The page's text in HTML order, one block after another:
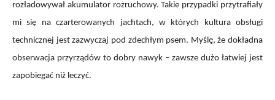
rozładowywał akumulator rozruchowy. Takie przypadki przytrafiały
mi się na czarterowanych jachtach, w których kultura obsługi
technicznej jest zazwyczaj pod zdechłym psem. Myślę, że dokładna
obserwacja przyrządów to dobry nawyk – zawsze dużo łatwiej jest
zapobiegać niż leczyć.